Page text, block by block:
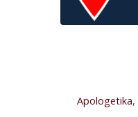
Apologetika,